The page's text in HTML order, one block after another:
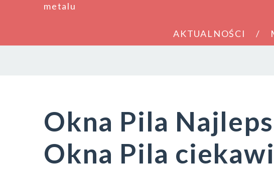
metalu
AKTUALNOŚCI
Okna Pila
Okna Pila